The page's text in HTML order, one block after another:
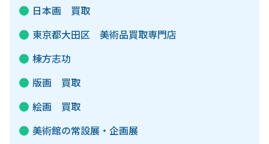
日本画 買取
東京都大田区 美術品買取専門店
棟方志功
版画 買取
絵画 買取
美術館の常設展・企画展